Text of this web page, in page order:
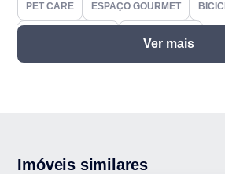
PET CARE ESPAÇO GOURMET
Ver mais
Imóveis similares